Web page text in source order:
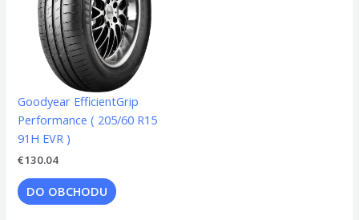
Goodyear EfficientGrip
Performance ( 205/60 R15
91H EVR )
€130.04
DO OBCHODU